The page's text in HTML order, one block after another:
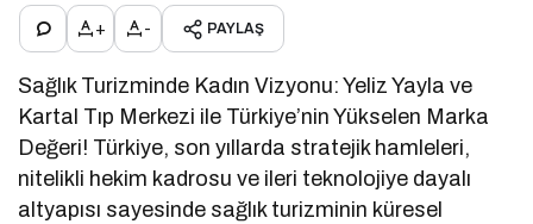
+ - PAYLAŞ
Sağlık Turizminde Kadın Vizyonu: Yeliz Yayla ve
Kartal Tıp Merkezi ile Türkiye’nin Yükselen Marka
Değeri! Türkiye, son yıllarda stratejik hamleleri,
nitelikli hekim kadrosu ve ileri teknolojiye dayalı
altyapısı sayesinde sağlık turizminin küresel